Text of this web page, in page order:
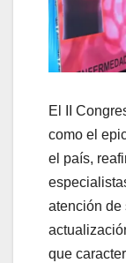
El II
como el
el país,
atención de
que